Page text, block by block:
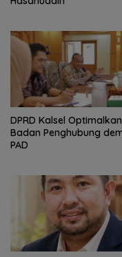
‎DPRD Kalsel
Badan Penghubung
PAD